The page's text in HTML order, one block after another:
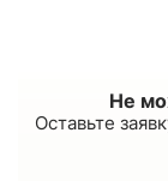
Не
Оставьте